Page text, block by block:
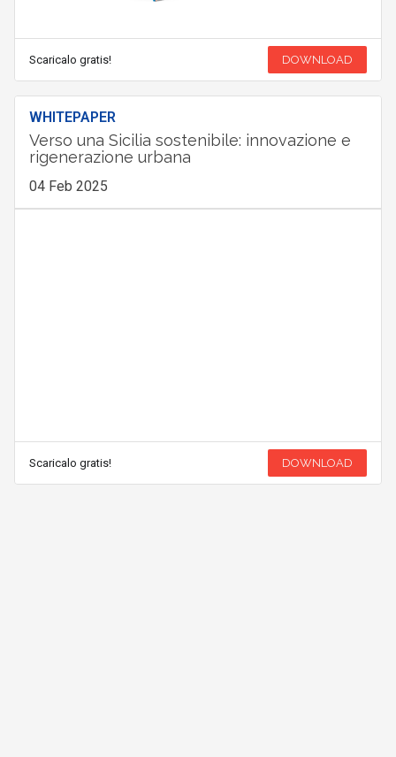
Scaricalo gratis! DOWNLOAD
WHITEPAPER
Verso una Sicilia sostenibile: innovazione e
rigenerazione urbana
04 Feb 2025
Scaricalo gratis! DOWNLOAD